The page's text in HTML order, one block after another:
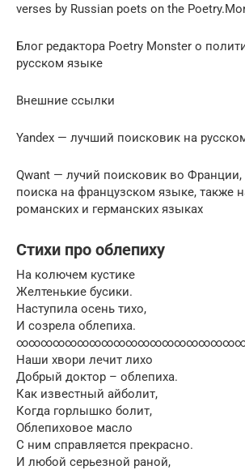
verses by Russian poets on the
Блог редактора Poetry Monster о
русском языке
Внешние ссылки
Yandex — лучший поисковик на
Qwant — лучий поисковик во Франции,
поиска на французском языке, также
романских и германских языках
Стихи про облепиху
На колючем кустике
Желтенькие бусики.
Наступила осень тихо,
И созрела облепиха.
Наши хвори лечит лихо
Добрый доктор – облепиха.
Как известный айболит,
Когда горлышко болит,
Облепиховое масло
С ним справляется прекрасно.
И любой серьезной раной,